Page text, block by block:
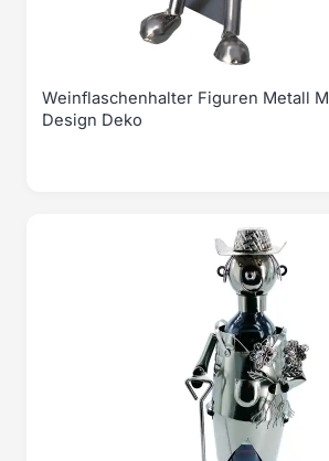
Weinflaschenhalter Figuren Metall
Design Deko